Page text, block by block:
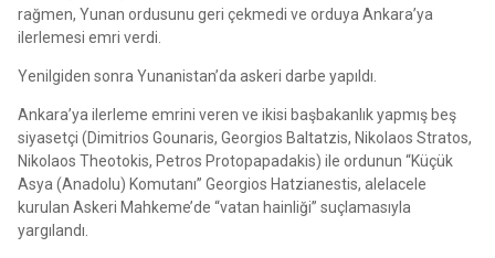
rağmen, Yunan ordusunu geri çekmedi ve orduya Ankara’ya
ilerlemesi emri verdi.
Yenilgiden sonra Yunanistan’da askeri darbe yapıldı.
Ankara’ya ilerleme emrini veren ve ikisi başbakanlık yapmış beş
siyasetçi (Dimitrios Gounaris, Georgios Baltatzis, Nikolaos Stratos,
Nikolaos Theotokis, Petros Protopapadakis) ile ordunun “Küçük
Asya (Anadolu) Komutanı” Georgios Hatzianestis, alelacele
kurulan Askeri Mahkeme’de “vatan hainliği” suçlamasıyla
yargılandı.